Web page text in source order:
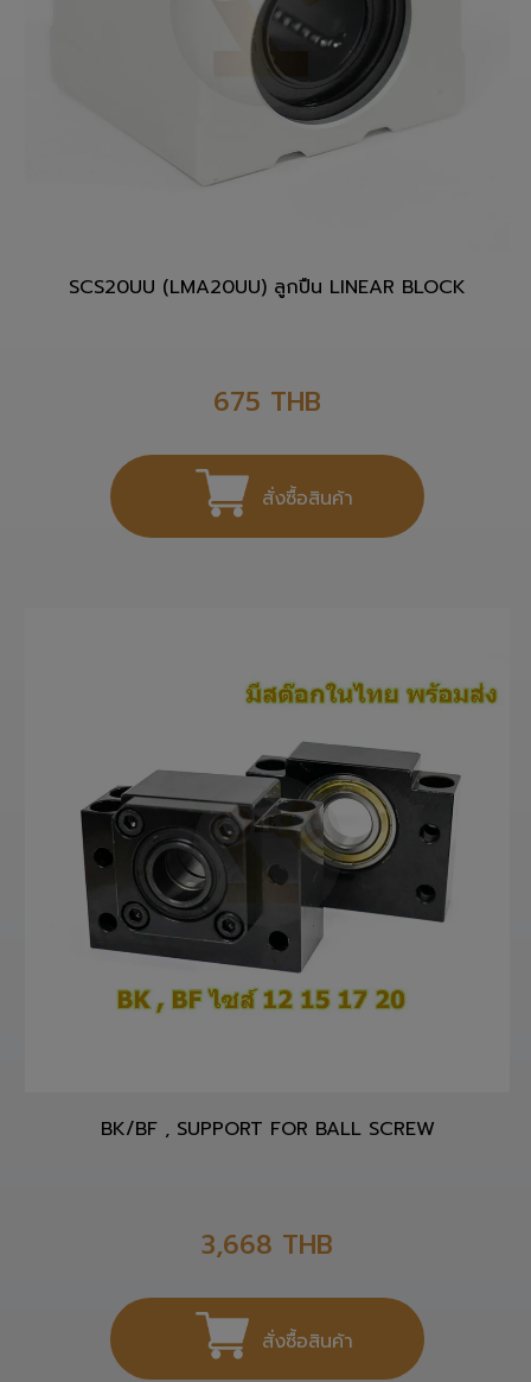
SCS20UU (LMA20UU) ลูกปืน LINEAR BLOCK
675 THB
สั่งซื้อสินค้า
BK/BF , SUPPORT FOR BALL SCREW
3,668 THB
สั่งซื้อสินค้า